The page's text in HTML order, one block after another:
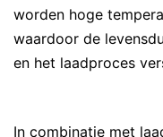
worden hoge
waardoor de
en het laadproces
In combinatie met